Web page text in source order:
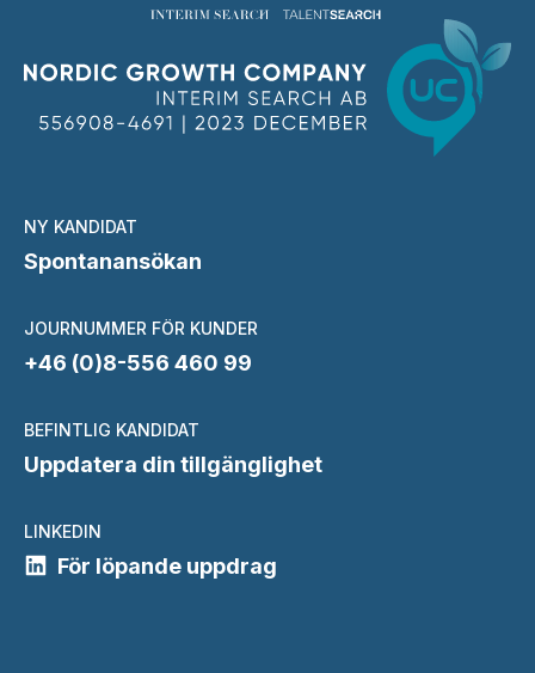
NY KANDIDAT
Spontanansökan
JOURNUMMER FÖR KUNDER
+46 (0)8-556 460 99
BEFINTLIG KANDIDAT
Uppdatera din tillgänglighet
LINKEDIN
För löpande uppdrag